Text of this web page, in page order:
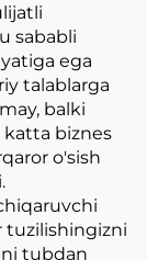
sababli
ega
talablarga
balki
biznes
o'sish
tuzilishingizni
tubdan